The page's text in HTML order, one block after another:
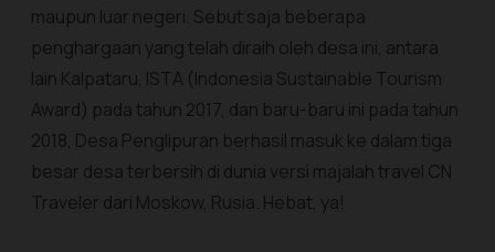
maupun luar negeri. Sebut saja beberapa
penghargaan yang telah diraih oleh desa ini, antara
lain Kalpataru, ISTA (Indonesia Sustainable Tourism
Award) pada tahun 2017, dan baru-baru ini pada tahun
2018, Desa Penglipuran berhasil masuk ke dalam tiga
besar desa terbersih di dunia versi majalah travel CN
Traveler dari Moskow, Rusia. Hebat, ya!